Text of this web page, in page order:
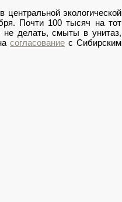
центральной экологической
Почти 100 тысяч на тот
не делать, смыты в унитаз,
согласование с Сибирским